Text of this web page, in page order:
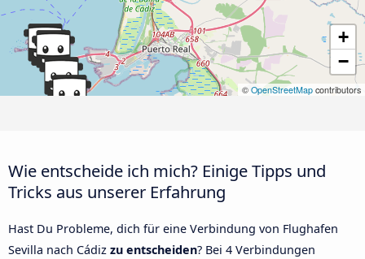
+
−
© OpenStreetMap contributors
Wie entscheide ich mich? Einige Tipps und
Tricks aus unserer Erfahrung
Hast Du Probleme, dich für eine Verbindung von Flughafen
Sevilla nach Cádiz zu entscheiden? Bei 4 Verbindungen